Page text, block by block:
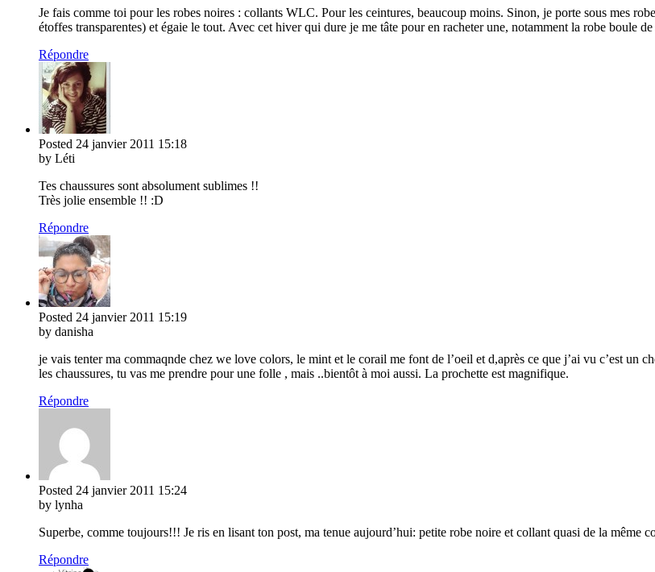
Je fais comme toi pour les robes noires : collants WLC. Pour les ceintures, beaucoup moins. Sinon, je porte sous mes
étoffes transparentes) et égaie le tout. Avec cet hiver qui dure je me tâte pour en racheter une, notamment la robe boule
Répondre
Posted 24 janvier 2011 15:18
by Léti
Tes chaussures sont absolument sublimes !!
Très jolie ensemble !! :D
Répondre
Posted 24 janvier 2011 15:19
by danisha
je vais tenter ma commaqnde chez we love colors, le mint et le corail me font de l’oeil et d,après ce que j’ai vu c’est un
les chaussures, tu vas me prendre pour une folle , mais ..bientôt à moi aussi. La prochette est magnifique.
Répondre
Posted 24 janvier 2011 15:24
by lynha
Superbe, comme toujours!!! Je ris en lisant ton post, ma tenue aujourd’hui: petite robe noire et collant quasi de la même
Répondre